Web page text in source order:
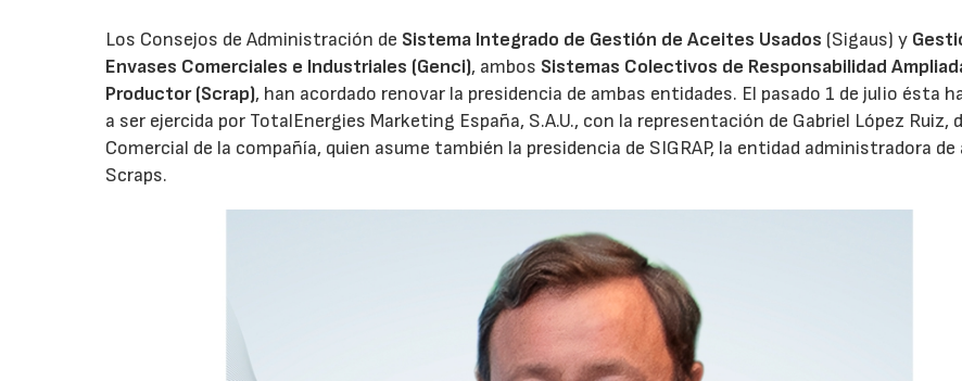
Los Consejos de Administración de Sistema Integrado de Gestión de Aceites Usados (Sigaus) y
Envases Comerciales e Industriales (Genci), ambos Sistemas Colectivos de Responsabilidad
Productor (Scrap), han acordado renovar la presidencia de ambas entidades. El pasado 1 de julio ésta
a ser ejercida por TotalEnergies Marketing España, S.A.U., con la representación de Gabriel López Ruiz,
Comercial de la compañía, quien asume también la presidencia de SIGRAP, la entidad administradora de
Scraps.